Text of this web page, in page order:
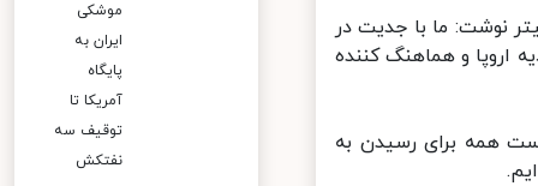
نوشت: ما با جدیت در
و هماهنگ‌ کننده
همه برای رسیدن به
موشکی
ایران به
پایگاه
آمریکا تا
توقیف سه
نفتکش